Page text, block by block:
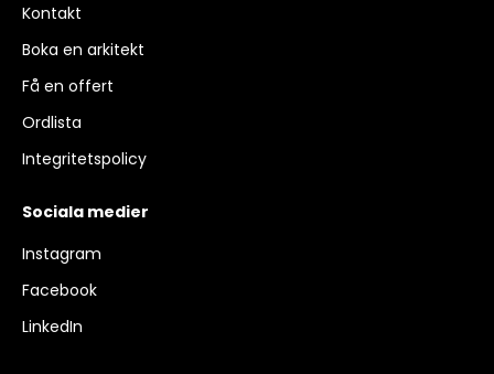
Kontakt
Boka en arkitekt
Få en offert
Ordlista
Integritetspolicy
Sociala medier
Instagram
Facebook
LinkedIn